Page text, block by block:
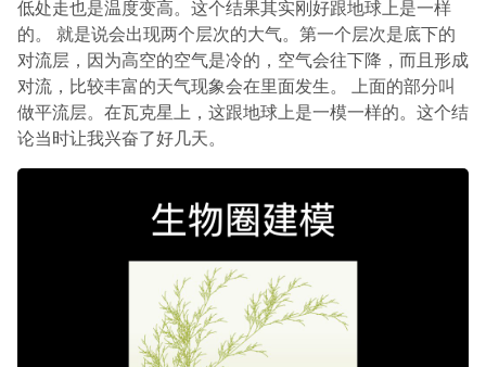
低处走也是温度变高。这个结果其实刚好跟地球上是一样
的。 就是说会出现两个层次的大气。第一个层次是底下的
对流层，因为高空的空气是冷的，空气会往下降，而且形成
对流，比较丰富的天气现象会在里面发生。 上面的部分叫
做平流层。在瓦克星上，这跟地球上是一模一样的。这个结
论当时让我兴奋了好几天。